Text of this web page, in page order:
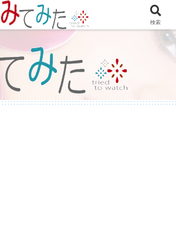
ビュー プラグインの紹介やテーマのカスタマイズ
等も書いてます。
検索